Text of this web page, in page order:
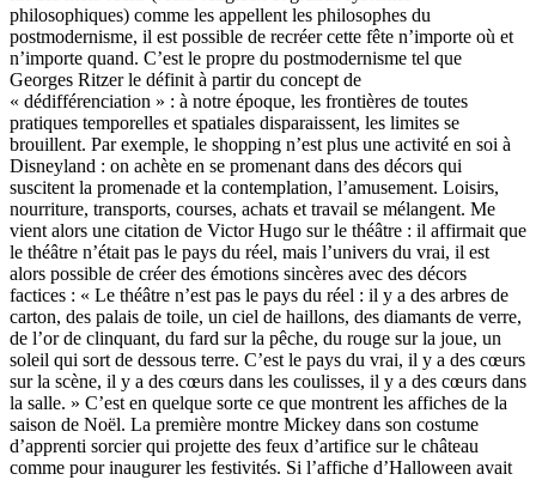
philosophiques) comme les appellent les philosophes du
postmodernisme, il est possible de recréer cette fête n’importe où et
n’importe quand. C’est le propre du postmodernisme tel que
Georges Ritzer le définit à partir du concept de
« dédifférenciation » : à notre époque, les frontières de toutes
pratiques temporelles et spatiales disparaissent, les limites se
brouillent. Par exemple, le shopping n’est plus une activité en soi à
Disneyland : on achète en se promenant dans des décors qui
suscitent la promenade et la contemplation, l’amusement. Loisirs,
nourriture, transports, courses, achats et travail se mélangent. Me
vient alors une citation de Victor Hugo sur le théâtre : il affirmait que
le théâtre n’était pas le pays du réel, mais l’univers du vrai, il est
alors possible de créer des émotions sincères avec des décors
factices : « Le théâtre n’est pas le pays du réel : il y a des arbres de
carton, des palais de toile, un ciel de haillons, des diamants de verre,
de l’or de clinquant, du fard sur la pêche, du rouge sur la joue, un
soleil qui sort de dessous terre. C’est le pays du vrai, il y a des cœurs
sur la scène, il y a des cœurs dans les coulisses, il y a des cœurs dans
la salle. » C’est en quelque sorte ce que montrent les affiches de la
saison de Noël. La première montre Mickey dans son costume
d’apprenti sorcier qui projette des feux d’artifice sur le château
comme pour inaugurer les festivités. Si l’affiche d’Halloween avait